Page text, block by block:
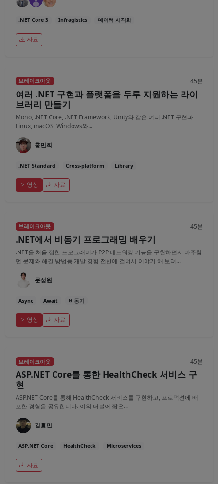
.NET Core 3 Infragistics 데이터 시각화
자료
브레이크아웃 45분
여러 .NET 구현과 플랫폼을 두루 지원하는 라이
브러리 만들기
Mono, .NET Core, .NET Framework, Unity와 같은 여러 .NET 구현과
Linux, macOS, Windows와...
홍민희
.NET Standard Cross-platform Library
영상 자료
브레이크아웃 45분
.NET에서 비동기 프로그래밍 배우기
.NET을 처음 접한 프로그래머가 P2P 네트워킹 기능을 구현하면서 마주쳄
던 문제와 해결 방법등 개발 경험 전반에 걸쳐서 이야기 해 보려...
문성원
Async Await 비동기
영상 자료
브레이크아웃 45분
ASP.NET Core를 통한 HealthCheck 서비스 구
현
ASP.NET Core를 통해 HealthCheck 서비스를 구현하고, 프로덕션에 배
포한 경험을 공유합니다. 이와 더불어 짧은...
김홍민
ASP.NET Core HealthCheck Microservices
자료